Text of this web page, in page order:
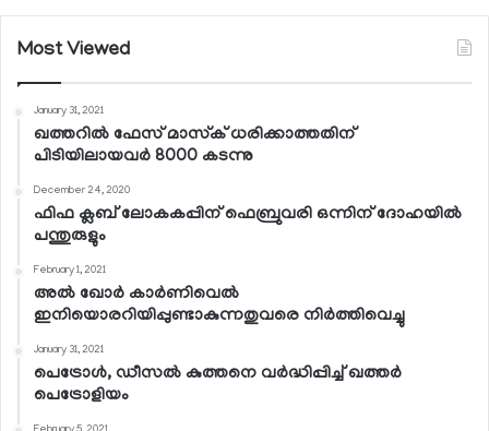
Most Viewed
January 31, 2021
ഖത്തറില്‍ ഫേസ് മാസ്‌ക് ധരിക്കാത്തതിന്
പിടിയിലായവര്‍ 8000 കടന്നു
December 24, 2020
ഫിഫ ക്ലബ് ലോകകപ്പിന് ഫെബ്രുവരി ഒന്നിന് ദോഹയില്‍
പന്തുരുളും
February 1, 2021
അല്‍ ഖോര്‍ കാര്‍ണിവെല്‍
ഇനിയൊരറിയിപ്പുണ്ടാകുന്നതുവരെ നിര്‍ത്തിവെച്ചു
January 31, 2021
പെട്രോള്‍, ഡീസല്‍ കുത്തനെ വര്‍ദ്ധിപ്പിച്ച് ഖത്തര്‍
പെട്രോളിയം